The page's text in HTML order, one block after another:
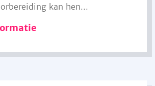
kan hen...